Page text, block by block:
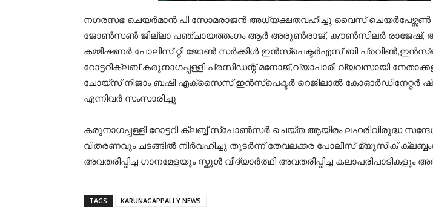
നഗരസഭ ചെയർമാൻ പി സോമരാജൻ അധ്യക്ഷതവഹിച്ചു വൈസ് ചെയർപേഴ്സൺ
ജോൺസൺ ജില്ലാ പഞ്ചായത്തംഗം ആർ അരുൺരാജ്, കൗൺസിലർ രാജേഷ്,
കമ്മീഷണർ പോലീസ് റ്റി ജോൺ സർക്കിൾ ഇൻസ്പെക്ടർഎസ് ബി
റോട്ടറിക്ലബ്‌ കരുനാഗപ്പള്ളി പ്രസിഡന്റ് മനോജ്,വ്യാപാരി വ്യവസായി
ചോയ്സ് നിജാം ബഷി എക്സൈസ് ഇൻസ്പെക്ടർ റെജിലാൽ കോഓർഡിനേറ്റർ
എന്നിവർ സംസാരിച്ചു
കരുനാഗപ്പള്ളി റോട്ടറി ക്ലബ്ബ് സ്പോൺസർ ചെയ്ത ആയിരം ലഹരിവിരുദ്ധ സന്ദേശ
വിതരണവും ചടങ്ങിൽ നിർവഹിച്ചു തുടർന്ന് തേവലക്കര പോലീസ് മ്യൂസിക്
അവതരിപ്പിച്ച ഗാനമേളയും സ്കൂൾ വിദ്യാർത്ഥി അവതരിപ്പിച്ച കലാപരിപാടികളും
TAGS KARUNAGAPPALLY NEWS